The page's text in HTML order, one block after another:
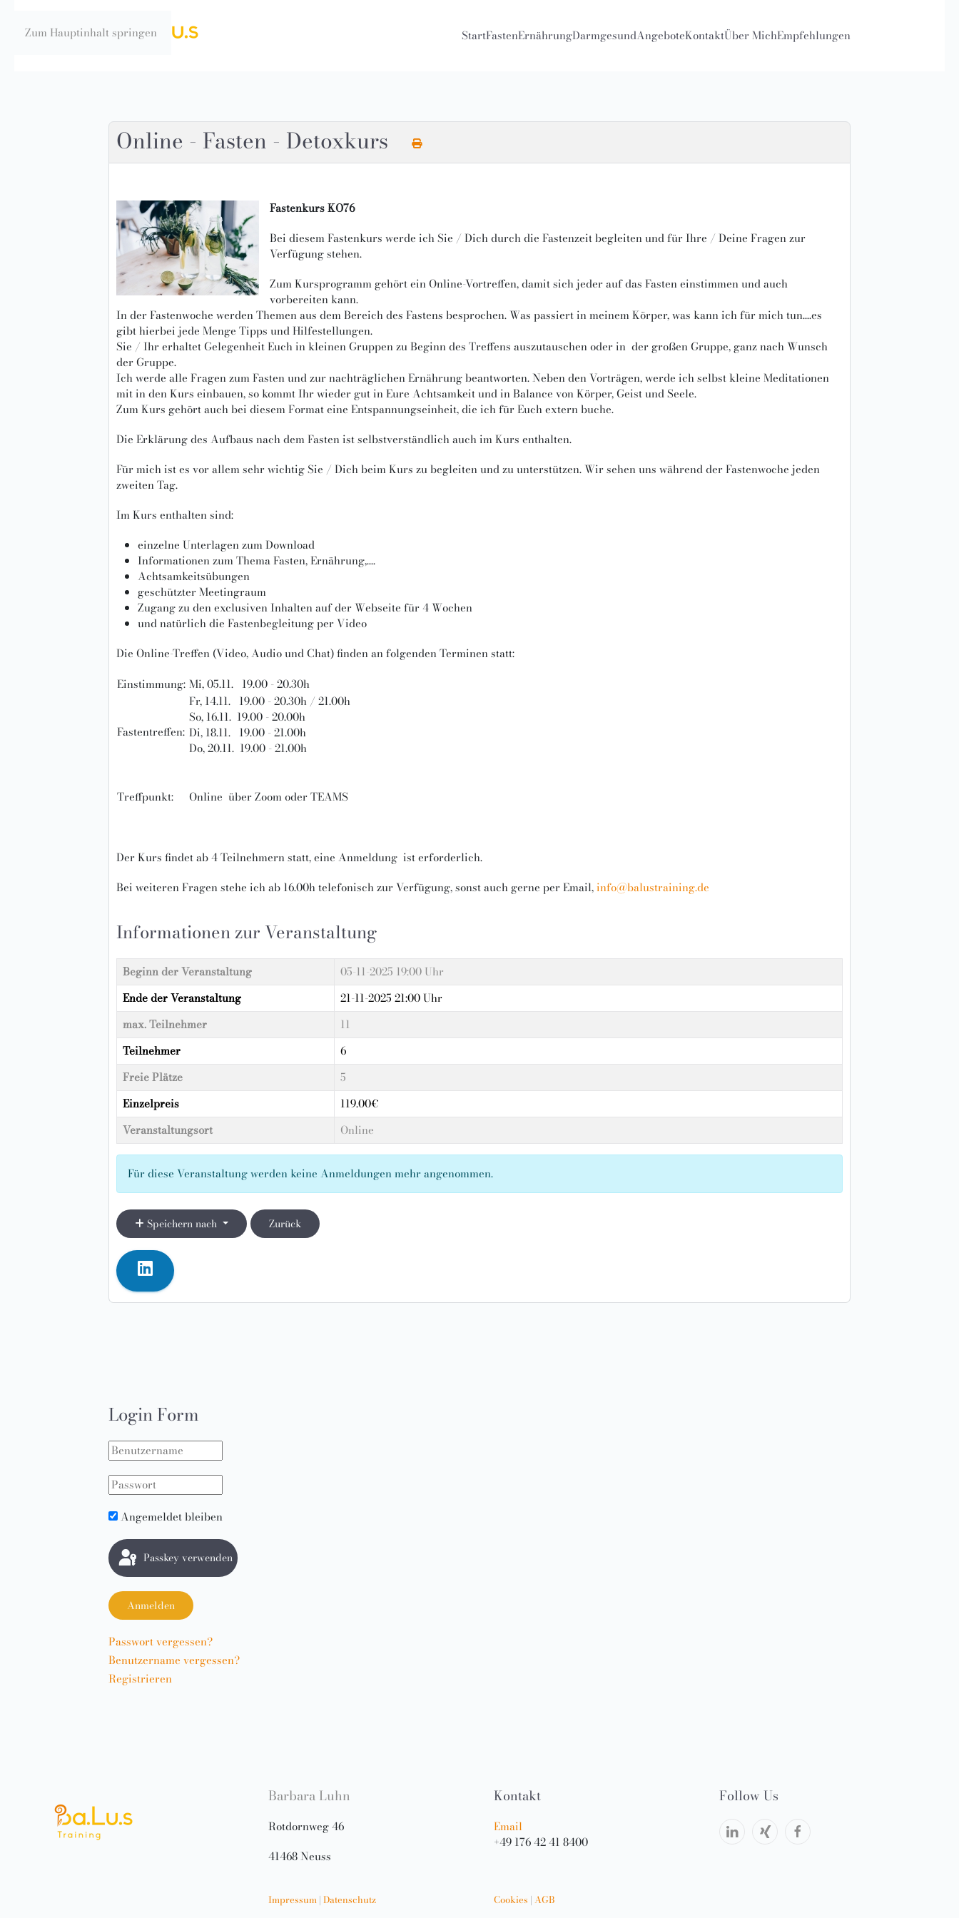
Zum Hauptinhalt springen StartFastenErnährungDarmgesundAngeboteKontaktÜber MichEmpfehlungen
Online - Fasten - Detoxkurs
Fastenkurs KO76
Bei diesem Fastenkurs werde ich Sie / Dich durch die Fastenzeit begleiten und für Ihre / Deine Fragen zur
Verfügung stehen.
Zum Kursprogramm gehört ein Online-Vortreffen, damit sich jeder auf das Fasten einstimmen und auch
vorbereiten kann.
In der Fastenwoche werden Themen aus dem Bereich des Fastens besprochen. Was passiert in meinem Körper, was kann ich für mich tun....es
gibt hierbei jede Menge Tipps und Hilfestellungen.
Sie / Ihr erhaltet Gelegenheit Euch in kleinen Gruppen zu Beginn des Treffens auszutauschen oder in der großen Gruppe, ganz nach Wunsch
der Gruppe.
Ich werde alle Fragen zum Fasten und zur nachträglichen Ernährung beantworten. Neben den Vorträgen, werde ich selbst kleine Meditationen
mit in den Kurs einbauen, so kommt Ihr wieder gut in Eure Achtsamkeit und in Balance von Körper, Geist und Seele.
Zum Kurs gehört auch bei diesem Format eine Entspannungseinheit, die ich für Euch extern buche.
Die Erklärung des Aufbaus nach dem Fasten ist selbstverständlich auch im Kurs enthalten.
Für mich ist es vor allem sehr wichtig Sie / Dich beim Kurs zu begleiten und zu unterstützen. Wir sehen uns während der Fastenwoche jeden
zweiten Tag.
Im Kurs enthalten sind:
einzelne Unterlagen zum Download
Informationen zum Thema Fasten, Ernährung,....
Achtsamkeitsübungen
geschützter Meetingraum
Zugang zu den exclusiven Inhalten auf der Webseite für 4 Wochen
und natürlich die Fastenbegleitung per Video
Die Online-Treffen (Video, Audio und Chat) finden an folgenden Terminen statt:
Einstimmung: Mi, 05.11. 19.00 - 20.30h
Fastentreffen:
Fr, 14.11. 19.00 - 20.30h / 21.00h
So, 16.11. 19.00 - 20.00h
Di, 18.11. 19.00 - 21.00h
Do, 20.11. 19.00 - 21.00h
Treffpunkt: Online über Zoom oder TEAMS
Der Kurs findet ab 4 Teilnehmern statt, eine Anmeldung ist erforderlich.
Bei weiteren Fragen stehe ich ab 16.00h telefonisch zur Verfügung, sonst auch gerne per Email,info@balustraining.de
Informationen zur Veranstaltung
Beginn der Veranstaltung
05-11-2025 19:00 Uhr
Ende der Veranstaltung
21-11-2025 21:00 Uhr
max. Teilnehmer
11
Teilnehmer
6
Freie Plätze
5
Einzelpreis
119.00€
Veranstaltungsort
Online
Für diese Veranstaltung werden keine Anmeldungen mehr angenommen.
Speichern nach Zurück
Login Form
Angemeldet bleiben
Passkey verwenden
Anmelden
Passwort vergessen?
Benutzername vergessen?
Registrieren
Barbara Luhn
Rotdornweg 46
41468 Neuss
Kontakt
Email
+49 176 42 41 8400
Follow Us
Impressum | Datenschutz Cookies | AGB